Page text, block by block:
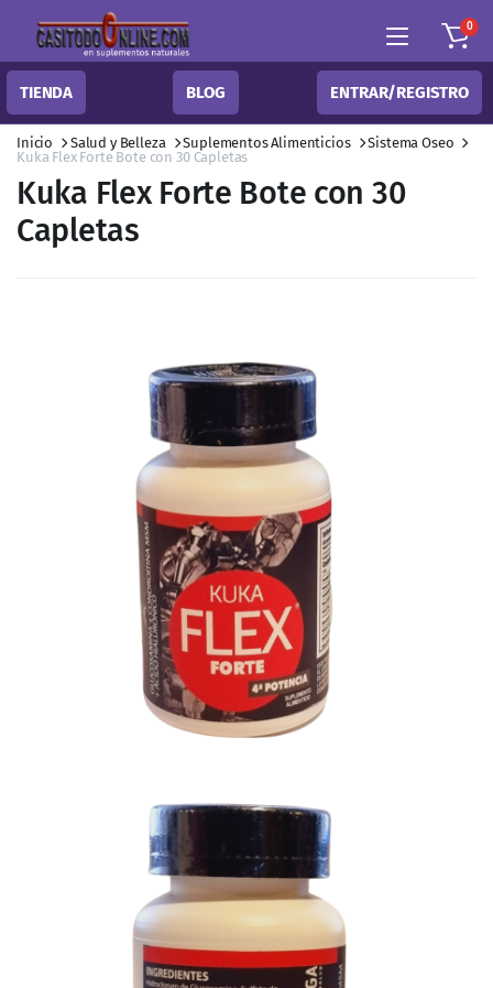
0
TIENDA BLOG ENTRAR/REGISTRO
Inicio Salud y Belleza Suplementos Alimenticios
Sistema Oseo
Kuka Flex Forte Bote con 30 Capletas
Kuka Flex Forte Bote con 30
Capletas
Añadir a Favoritos3 personas envió a Favoritos este producto